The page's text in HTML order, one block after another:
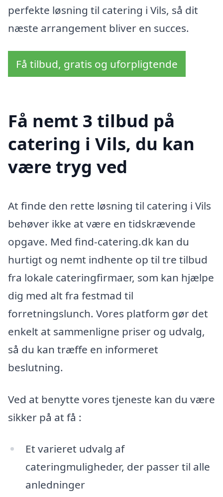
perfekte løsning til catering i Vils, så dit
næste arrangement bliver en succes.
Få tilbud, gratis og uforpligtende
Få nemt 3 tilbud på
catering i Vils, du kan
være tryg ved
At finde den rette løsning til catering i Vils
behøver ikke at være en tidskrævende
opgave. Med find-catering.dk kan du
hurtigt og nemt indhente op til tre tilbud
fra lokale cateringfirmaer, som kan hjælpe
dig med alt fra festmad til
forretningslunch. Vores platform gør det
enkelt at sammenligne priser og udvalg,
så du kan træffe en informeret
beslutning.
Ved at benytte vores tjeneste kan du være
sikker på at få :
Et varieret udvalg af
cateringmuligheder, der passer til alle
anledninger